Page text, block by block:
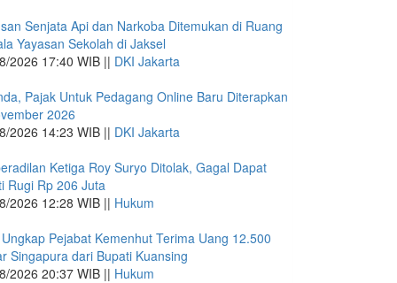
Senjata Api dan Narkoba Ditemukan di Ruang
Yayasan Sekolah di Jaksel
2026 17:40 WIB || DKI Jakarta
Pajak Untuk Pedagang Online Baru Diterapkan
2026
2026 14:23 WIB || DKI Jakarta
Ketiga Roy Suryo Ditolak, Gagal Dapat
Rugi Rp 206 Juta
2026 12:28 WIB || Hukum
Pejabat Kemenhut Terima Uang 12.500
Singapura dari Bupati Kuansing
2026 20:37 WIB || Hukum